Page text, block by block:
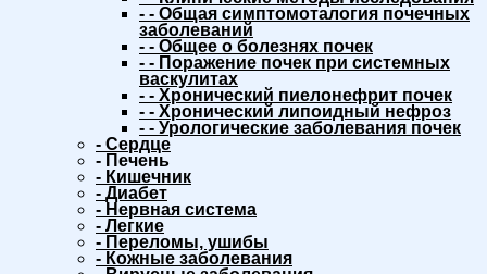
- - Общая симптомоталогия почечных
заболеваний
- - Общее о болезнях почек
- - Поражение почек при системных
васкулитах
- - Хронический пиелонефрит почек
- - Хронический липоидный нефроз
- - Урологические заболевания почек
- Сердце
- Печень
- Кишечник
- Диабет
- Нервная система
- Легкие
- Переломы, ушибы
- Кожные заболевания